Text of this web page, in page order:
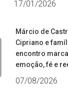
17/01/2026
Márcio de
Cipriano e
encontro
emoção, fé e
07/08/2026